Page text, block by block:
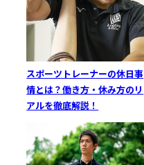
スポーツトレーナーの休日事
情とは？働き方・休み方のリ
アルを徹底解説！